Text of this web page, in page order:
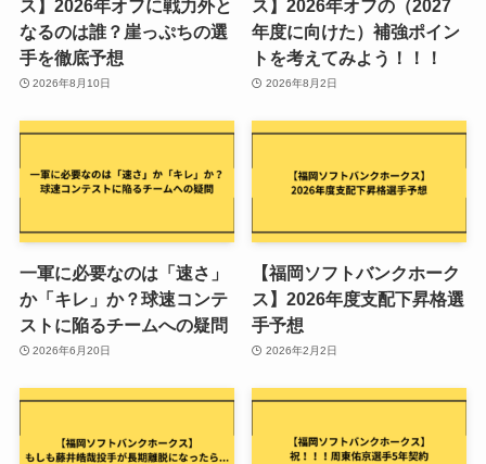
ス】2026年オフに戦力外と
なるのは誰？崖っぷちの選
手を徹底予想
2026年8月10日
ス】2026年オフの（2027
年度に向けた）補強ポイン
トを考えてみよう！！！
2026年8月2日
一軍に必要なのは「速さ」
か「キレ」か？球速コンテ
ストに陥るチームへの疑問
2026年6月20日
【福岡ソフトバンクホーク
ス】2026年度支配下昇格選
手予想
2026年2月2日